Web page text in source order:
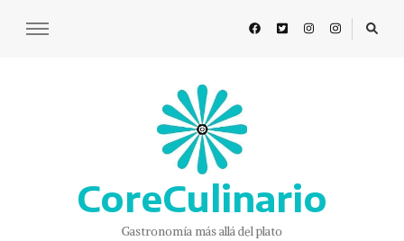
CoreCulinario
Gastronomía más allá del plato